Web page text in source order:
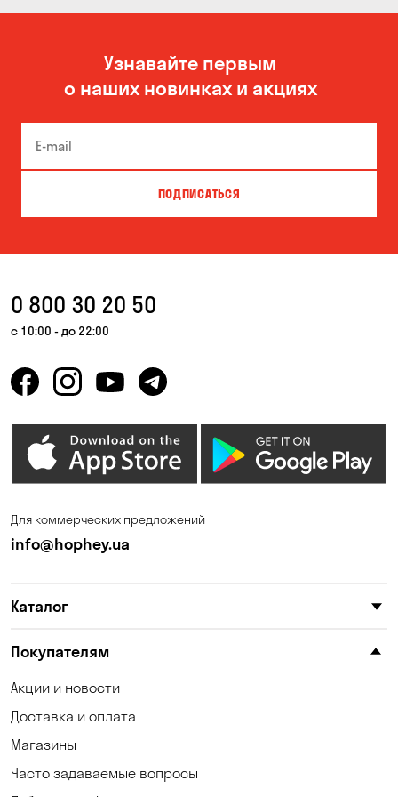
Узнавайте первым
о наших новинках и акциях
ПОДПИСАТЬСЯ
0 800 30 20 50
с 10:00 - до 22:00
Для коммерческих предложений
info@hophey.ua
Каталог
Покупателям
Акции и новости
Доставка и оплата
Магазины
Часто задаваемые вопросы